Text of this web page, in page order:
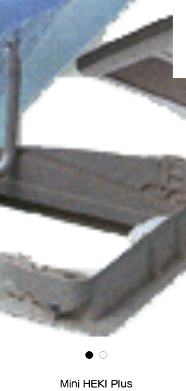
Mini HEKI Plus